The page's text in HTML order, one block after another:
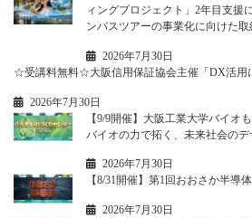
ィングプロジェクト」2年目支援
ンパスツアーの事業化に向けた取
2026年7月30日
☆受講料無料☆大阪信用保証協会主催「DX活用
2026年7月30日
【9/9開催】大阪工業大学バイオ
バイオの力で拓く、未来社会のデ
2026年7月30日
【8/31開催】第1回おおさか半導
2026年7月30日